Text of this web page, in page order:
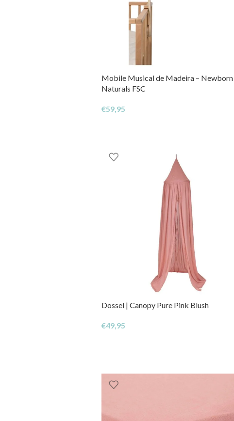
Mobile Musical de Madeira – Newborn
Naturals FSC
€59,95
Dossel | Canopy Pure Pink Blush
€49,95